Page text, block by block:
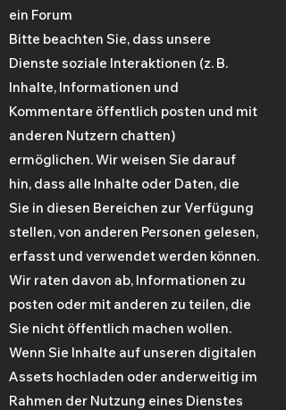
ein Forum
Bitte beachten Sie, dass unsere
Dienste soziale Interaktionen (z. B.
Inhalte, Informationen und
Kommentare öffentlich posten und mit
anderen Nutzern chatten)
ermöglichen. Wir weisen Sie darauf
hin, dass alle Inhalte oder Daten, die
Sie in diesen Bereichen zur Verfügung
stellen, von anderen Personen gelesen,
erfasst und verwendet werden können.
Wir raten davon ab, Informationen zu
posten oder mit anderen zu teilen, die
Sie nicht öffentlich machen wollen.
Wenn Sie Inhalte auf unseren digitalen
Assets hochladen oder anderweitig im
Rahmen der Nutzung eines Dienstes